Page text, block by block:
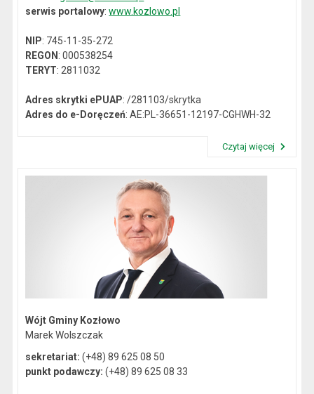
serwis portalowy:www.kozlowo.pl
NIP: 745-11-35-272
REGON: 000538254
TERYT: 2811032
Adres skrytki ePUAP: /281103/skrytka
Adres do e-Doręczeń: AE:PL-36651-12197-CGHWH-32
Czytaj więcej
Wójt Gminy Kozłowo
Marek Wolszczak
sekretariat: (+48) 89 625 08 50
punkt podawczy: (+48) 89 625 08 33